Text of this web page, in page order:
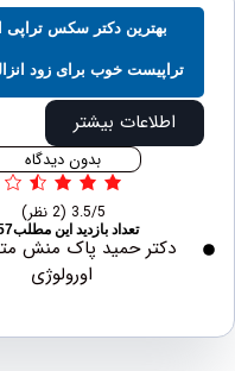
بهترین دکتر سکس تراپی اهواز ،
خوب برای زود انزالی آقایان
اطلاعات بیشتر
بدون دیدگاه
تعداد بازدید این مطلب657
دکتر حمید پاک منش متخصص
اورولوژی